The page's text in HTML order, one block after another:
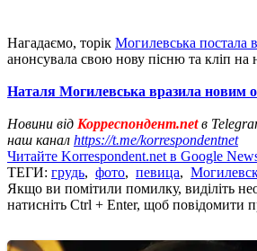
Нагадаємо, торік Могилевська постала
анонсувала свою нову пісню та кліп на
Наталя Могилевська вразила новим
Новини від Корреспондент.netв
наш канал https://t.me/korrespondentnet
Читайте Korrespondent.net в Google
ТЕГИ: грудь, фото, певица,
Якщо ви помітили помилку, виділіть
натисніть Ctrl + Enter, щоб повідомити